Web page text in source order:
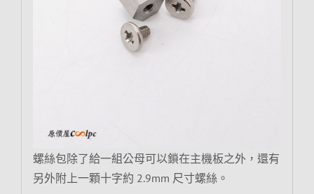
螺絲包除了給一組公母可以鎖在主機板之外，還有
另外附上一顆十字約 2.9mm 尺寸螺絲。